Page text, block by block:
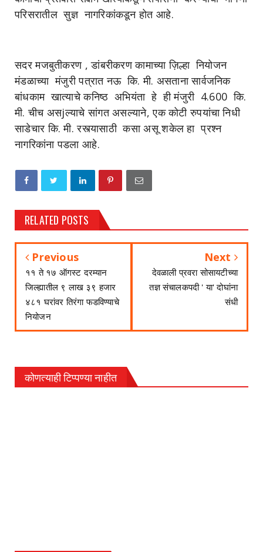
परिसरातील सुज्ञ नागरिकांकडून होत आहे.
सदर मजबुतीकरण , डांबरीकरण कामाच्या ज़िल्हा नियोजन
मंडळाच्या मंजुरी पत्रात नऊ कि. मी. असताना सार्वजनिक
बांधकाम खात्याचे कनिष्ठ अभियंता हे ही मंजुरी 4.600 कि.
मी. चीच असjल्याचे सांगत असल्याने, एक कोटी रुपयांचा निधी
साडेचार कि. मी. रस्त्यासाठी कसा असू शकेल हा प्रश्न
नागरिकांना पडला आहे.
RELATED POSTS
Previous
११ ते १७ ऑगस्‍ट दरम्यान
जिल्ह्यातील ९ लाख ३९ हजार
४८१ घरांवर तिरंगा फडविण्याचे
नियोजन
Next
देवळाली प्रवरा सोसायटीच्या
तज्ञ संचालकपदी ' या' दोघांना
संधी
कोणत्याही टिप्पण्‍या नाहीत